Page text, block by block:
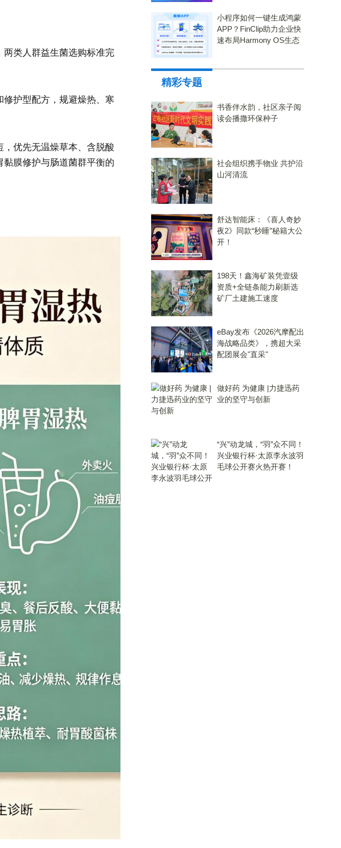
类人群益生菌选购标准完
护型配方，规避燥热、寒
优先无温燥草本、含脱酸
膜修护与肠道菌群平衡的
小程序如何一键生成鸿蒙
APP？FinClip助力企业快
速布局Harmony OS生态
精彩专题
书香伴水韵，社区亲子阅
读会播撒环保种子
社会组织携手物业 共护沿
山河清流
舒达智能床：《喜人奇妙
夜2》同款“秒睡”秘籍大公
开！
198天！鑫海矿装凭壹级
资质+全链条能力刷新选
矿厂土建施工速度
eBay发布《2026汽摩配出
海战略品类》，携超大采
配团展会"直采"
做好药 为健康 |力捷迅药
业的坚守与创新
“兴”动龙城，“羽”众不同！
兴业银行杯·太原李永波羽
毛球公开赛火热开赛！